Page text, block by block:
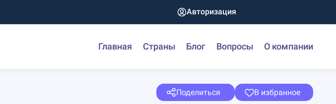
Авторизация
Главная Страны Блог Вопросы О компании
Поделиться В избранное